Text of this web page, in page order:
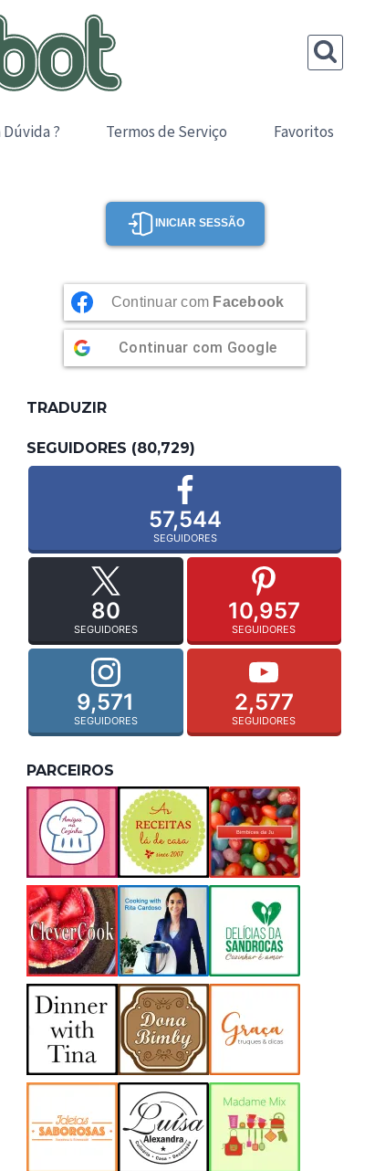
Dúvida ? Termos de Serviço Favoritos
INICIAR SESSÃO
Continuar com Facebook
Continuar com Google
TRADUZIR
SEGUIDORES (80,729)
57,544
SEGUIDORES
80
SEGUIDORES
10,957
SEGUIDORES
9,571
SEGUIDORES
2,577
SEGUIDORES
PARCEIROS